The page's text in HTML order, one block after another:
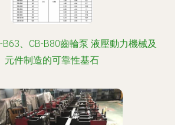
B63、CB-B80齒輪泵 液壓動力機械及
元件制造的可靠性基石